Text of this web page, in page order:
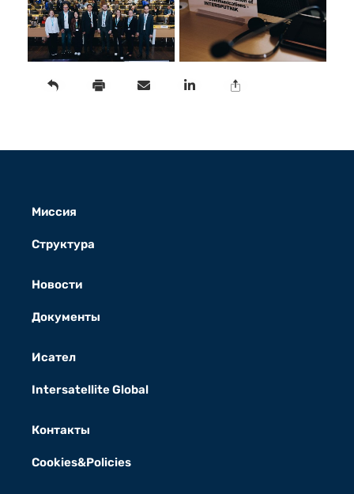
Миссия
Структура
Новости
Документы
Исател
Intersatellite Global
Контакты
Cookies&Policies